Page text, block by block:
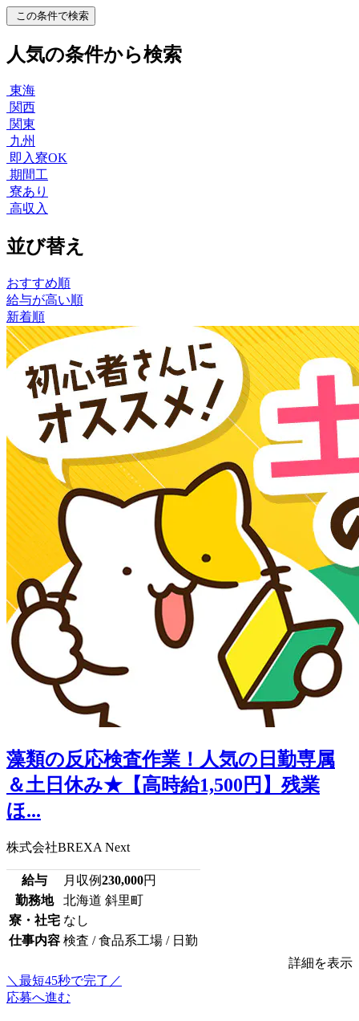
この条件で検索
人気の条件から検索
東海
関西
関東
九州
即入寮OK
期間工
寮あり
高収入
並び替え
おすすめ順
給与が高い順
新着順
藻類の反応検査作業！人気の日勤専属
＆土日休み★【高時給1,500円】残業
ほ...
株式会社BREXA Next
給与 月収例230,000円
勤務地
北海道 斜里町
寮・社宅 なし
仕事内容 検査 / 食品系工場 / 日勤
詳細を表示
＼最短45秒で完了／
応募へ進む